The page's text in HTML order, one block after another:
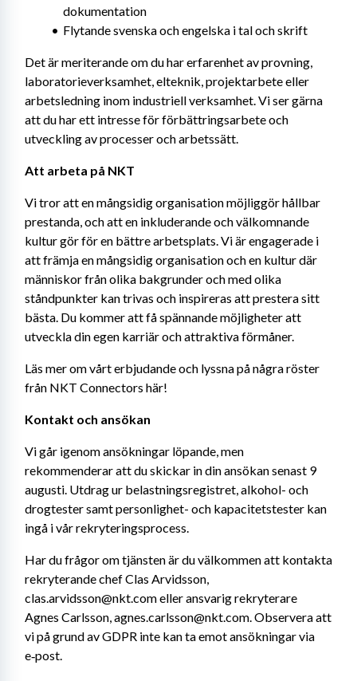
dokumentation
Flytande svenska och engelska i tal och skrift
Det är meriterande om du har erfarenhet av provning,
laboratorieverksamhet, elteknik, projektarbete eller
arbetsledning inom industriell verksamhet. Vi ser gärna
att du har ett intresse för förbättringsarbete och
utveckling av processer och arbetssätt.
Att arbeta på NKT
Vi tror att en mångsidig organisation möjliggör hållbar
prestanda, och att en inkluderande och välkomnande
kultur gör för en bättre arbetsplats. Vi är engagerade i
att främja en mångsidig organisation och en kultur där
människor från olika bakgrunder och med olika
ståndpunkter kan trivas och inspireras att prestera sitt
bästa. Du kommer att få spännande möjligheter att
utveckla din egen karriär och attraktiva förmåner.
Läs mer om vårt erbjudande och lyssna på några röster
från NKT Connectors här!
Kontakt och ansökan
Vi går igenom ansökningar löpande, men
rekommenderar att du skickar in din ansökan senast 9
augusti. Utdrag ur belastningsregistret, alkohol- och
drogtester samt personlighet- och kapacitetstester kan
ingå i vår rekryteringsprocess.
Har du frågor om tjänsten är du välkommen att kontakta
rekryterande chef Clas Arvidsson,
clas.arvidsson@nkt.com eller ansvarig rekryterare
Agnes Carlsson, agnes.carlsson@nkt.com. Observera att
vi på grund av GDPR inte kan ta emot ansökningar via
e‑post.